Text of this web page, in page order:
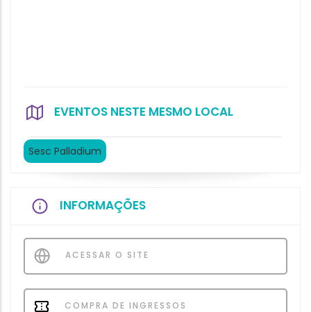
EVENTOS NESTE MESMO LOCAL
Sesc Palladium
INFORMAÇÕES
ACESSAR O SITE
COMPRA DE INGRESSOS